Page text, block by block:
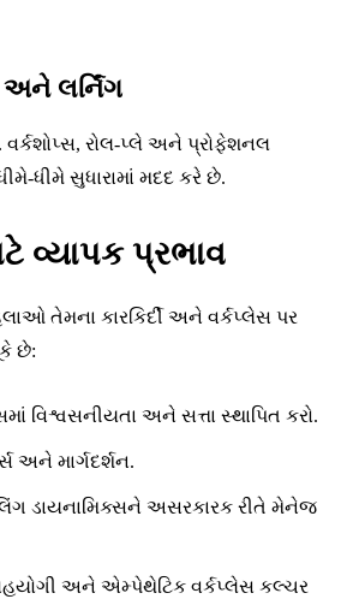
લર્નિંગ
વર્કશોપ્સ, રોલ-પ્લે અને પ્રોફેશનલ
ધીમે સુધારામાં મદદ કરે છે.
વ્યાપક પ્રભાવ
તેમના કારકિર્દી અને વર્કપ્લેસ પર
છે:
વિશ્વસનીયતા અને સત્તા સ્થાપિત કરો.
અને માર્ગદર્શન.
ડાયનામિક્સને અસરકારક રીતે મેનેજ
અને એમ્પેથેટિક વર્કપ્લેસ કલ્ચર